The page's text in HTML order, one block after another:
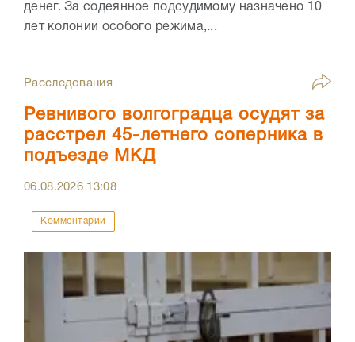
денег. За содеянное подсудимому назначено 10
лет колонии особого режима,...
Расследования
Ревнивого волгоградца осудят за
расстрел 45-летнего соперника в
подъезде МКД
06.08.2026 13:08
Комментарии